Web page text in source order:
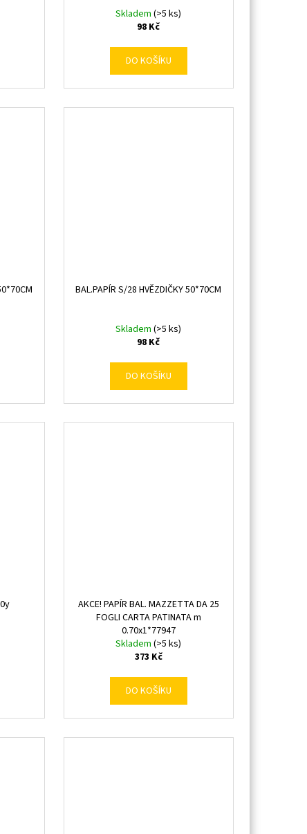
Skladem(>5 ks)
98 Kč
DO KOŠÍKU
BAL.PAPÍR S/28 HVĚZDIČKY 50*70CM
Skladem(>5 ks)
98 Kč
DO KOŠÍKU
AKCE! PAPÍR BAL. MAZZETTA DA 25
FOGLI CARTA PATINATA m
0.70x1*77947
Skladem(>5 ks)
373 Kč
DO KOŠÍKU